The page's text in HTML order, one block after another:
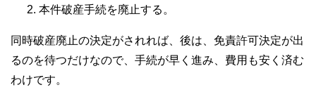
本件破産手続を廃止する。
同時破産廃止の決定がされれば、後は、免責許可決定が出
るのを待つだけなので、手続が早く進み、費用も安く済む
わけです。